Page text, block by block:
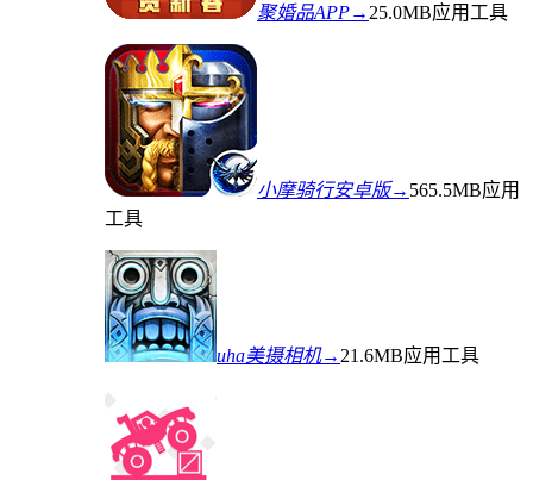
聚婚品APP→ 25.0MB应用工具
小摩骑行安卓版→ 565.5MB应用
工具
uha美摄相机→ 21.6MB应用工具